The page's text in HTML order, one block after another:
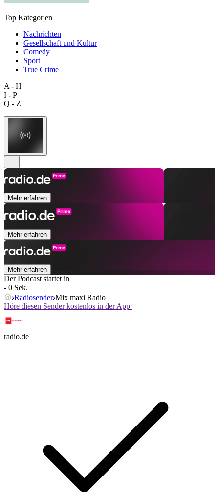
Top Kategorien
Nachrichten
Gesellschaft und Kultur
Comedy
Sport
True Crime
A - H
I - P
Q - Z
Mehr erfahren
Mehr erfahren
Mehr erfahren
Der Podcast startet in
- 0 Sek.
Radiosender Mix maxi Radio
Höre diesen Sender kostenlos in der App:
radio.de